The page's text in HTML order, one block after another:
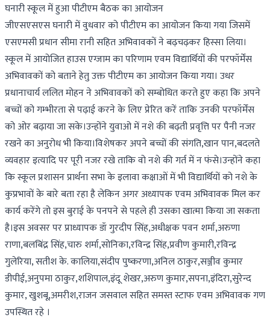
घनारी स्कूल में हुआ पीटीएम बैठक का आयोजन
जीएसएसएस घनारी में वुधवार को पीटीएम का आयोजन किया गया जिसमें
एसएमसी प्रधान सीमा रानी सहित अभिवावकों ने बढ़चढ़कर हिस्सा लिया।
स्कूल में आयोजित हाउस एग्जाम का परिणाम एवम विद्यार्थियों की परफॉर्मेंस
अभिवावकों को बताने हेतु उक्त पीटीएम का आयोजन किया गया। उधर
प्रधानाचार्य ललित मोहन ने अभिवावकों को सम्बोधित करते हुए कहा कि अपने
बच्चों को गम्भीरता से पढ़ाई करने के लिए प्रेरित करें ताकि उनकी परफॉर्मेंस
को ओर बढ़ाया जा सके।उन्होंने युवाओ में नशे की बढ़ती प्रवृत्ति पर पैनी नजर
रखने का अनुरोध भी किया।विशेषकर अपने बच्चों की संगति,खान पान,बदलते
व्यवहार इत्यादि पर पूरी नजर रखे ताकि वो नशे की गर्त में न फंसे।उन्होंने कहा
कि स्कूल प्रशासन प्रार्थना सभा के इलावा कक्षाओं में भी विद्यार्थियों को नशे के
कुप्रभावों के बारे बता रहा है लेकिन अगर अध्यापक एवम अभिवावक मिल कर
कार्य करेंगे तो इस बुराई के पनपने से पहले ही उसका खात्मा किया जा सकता
है।इस अवसर पर प्राध्यापक डॉ गुरदीप सिंह,अधीक्षक पवन शर्मा,अरुणा
राणा,बलबिंद्र सिंह,चारु शर्मा,सोनिका,रविन्द्र सिंह,प्रवीण कुमारी,रविन्द्र
गुलेरिया, सतीश के. कालिया,संदीप पुष्करणा,अनिल ठाकुर,सञ्जीव कुमार
डीपीई,अनुपमा ठाकुर,शशिपाल,इंदू शेखर,अरुण कुमार,सपना,इंदिरा,सुरेन्द
कुमार, खुशबू,अमरीश,राजन जसवाल सहित समस्त स्टाफ एवम अभिवावक गण
उपस्थित रहे ।